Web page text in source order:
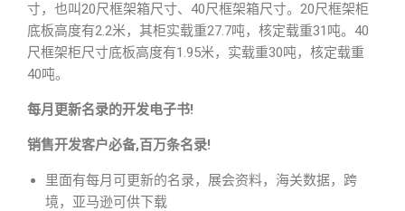
寸，也叫20尺框架箱尺寸、40尺框架箱尺寸。20尺框架柜
底板高度有2.2米，其柜实载重27.7吨，核定载重31吨。40
尺框架柜尺寸底板高度有1.95米，实载重30吨，核定载重
40吨。
每月更新名录的开发电子书!
销售开发客户必备,百万条名录!
里面有每月可更新的名录，展会资料，海关数据，跨
境，亚马逊可供下载